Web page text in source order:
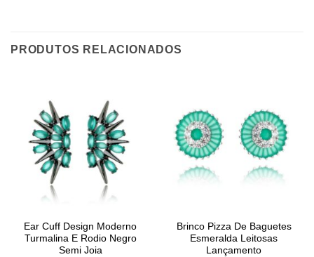
PRODUTOS RELACIONADOS
Ear Cuff Design Moderno
Turmalina E Rodio Negro
Semi Joia
Brinco Pizza De Baguetes
Esmeralda Leitosas
Lançamento